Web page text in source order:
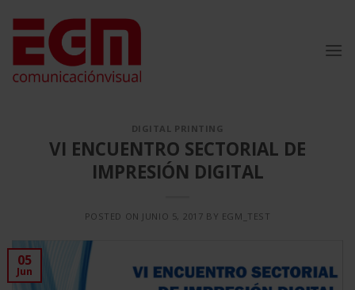
contenido
DIGITAL PRINTING
VI ENCUENTRO SECTORIAL DE
IMPRESIÓN DIGITAL
POSTED ON JUNIO 5, 2017 BY EGM_TEST
05
Jun